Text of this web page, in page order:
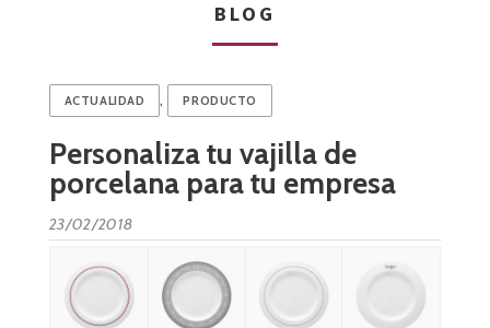
BLOG
ACTUALIDAD , PRODUCTO
Personaliza tu vajilla de
porcelana para tu empresa
23/02/2018